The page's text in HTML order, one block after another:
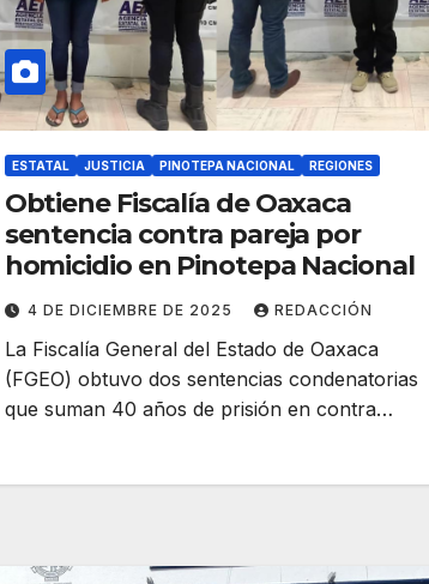
ESTATAL JUSTICIA PINOTEPA NACIONAL REGIONES
Obtiene Fiscalía de Oaxaca
sentencia contra pareja por
homicidio en Pinotepa Nacional
4 DE DICIEMBRE DE 2025 REDACCIÓN
La Fiscalía General del Estado de Oaxaca
(FGEO) obtuvo dos sentencias condenatorias
que suman 40 años de prisión en contra…